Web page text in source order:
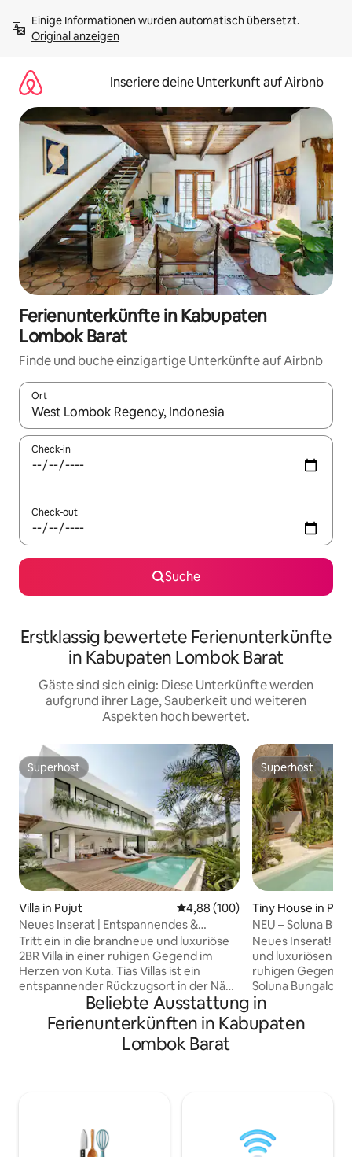
Inhalten
springenOriginal anzeigen
Inseriere deine Unterkunft auf Airbnb
Ferienunterkünfte in Kabupaten
Lombok Barat
Finde und buche einzigartige Unterkünfte auf Airbnb
Ort
Wenn Ergebnisse verfügbar sind, navigiere mit den
Check-in
Check-out
Suche
Erstklassig bewertete Ferienunterkünfte
in Kabupaten Lombok Barat
Gäste sind sich einig: Diese Unterkünfte werden
aufgrund ihrer Lage, Sauberkeit und weiteren
Aspekten hoch bewertet.
Superhost
Superhost
Villa in Pujut Durchschnittliche Bewertung:
4,88 (100)
Neues Inserat | Entspannendes &
ruhiges Juwel ~ Pool ~ Fitnessraum
Tritt ein in die brandneue und luxuriöse
2BR Villa in einer ruhigen Gegend im
Herzen von Kuta. Tias Villas ist ein
entspannender Rückzugsort in der Nähe
aller Restaurants, Geschäfte, Strände,
Fitnessstudios und Yogastudios. Erkunde
die magische Umgebung oder
entspanne dich im tropischen Garten
Speed-WLAN✔ für Geschäftsbereiche
✔ Kostenloser Zugang zum Fitnessraum
Superhost
Superhost
Tiny House in
NEU – Soluna
mit großem Pool
Neues Inserat! Betrete den brandneuen
und luxuriösen
ruhigen Gegend
Soluna
Rückzugsort in
Restaurants,
Fitnessstudios
überdachte
bequemen
Beliebte Ausstattung in
Ferienunterkünften in Kabupaten
Lombok Barat